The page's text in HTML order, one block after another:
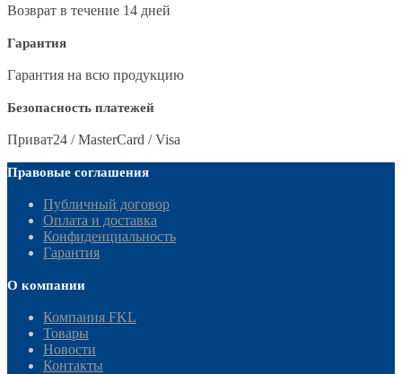
Возврат в течение 14 дней
Гарантия
Гарантия на всю продукцию
Безопасность платежей
Приват24 / MasterCard / Visa
Правовые соглашения
Публичный договор
Оплата и доставка
Конфиденциальность
Гарантия
О компании
Компания FKL
Товары
Новости
Контакты